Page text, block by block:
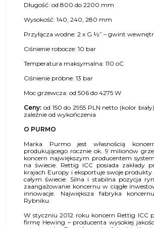
Długość: od 800 do 2200 mm
Wysokość: 140, 240, 280 mm
Przyłącza wodne: 2 x G ½” – gwint
Ciśnienie robocze: 10 bar
Temperatura maksymalna: 110 oC
Ciśnienie próbne: 13 bar
Moc grzewcza: od 506 do 4275 W
Ceny: od 150 do 2955 PLN netto (kolor
zależnie od wykończenia
O PURMO
Marka Purmo jest własnością
produkującego rocznie ok. 9 milionów
koncern największym producentem
na świecie. Rettig ICC posiada zakłady
krajach Europy i eksportuje swoje
całym świecie. Silna i stabilna pozycja
zaangażowanie koncernu w ciągłe
innowacje. Największa fabryka
Rybniku.
W styczniu 2012 roku koncern Rettig ICC
firmę Hewing – producenta wysokiej